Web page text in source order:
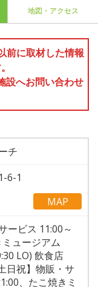
地図・アクセス
前に取材した情報
設へお問い合わせ
チ
6-1
MAP
ービス 11:00～
ュージアム
LO) 飲食店
日祝】物販・サ
、たこ焼きミ